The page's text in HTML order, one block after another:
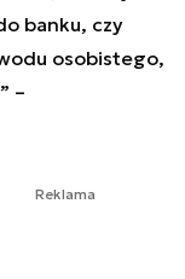
banku, czy
osobistego,
–
Reklama